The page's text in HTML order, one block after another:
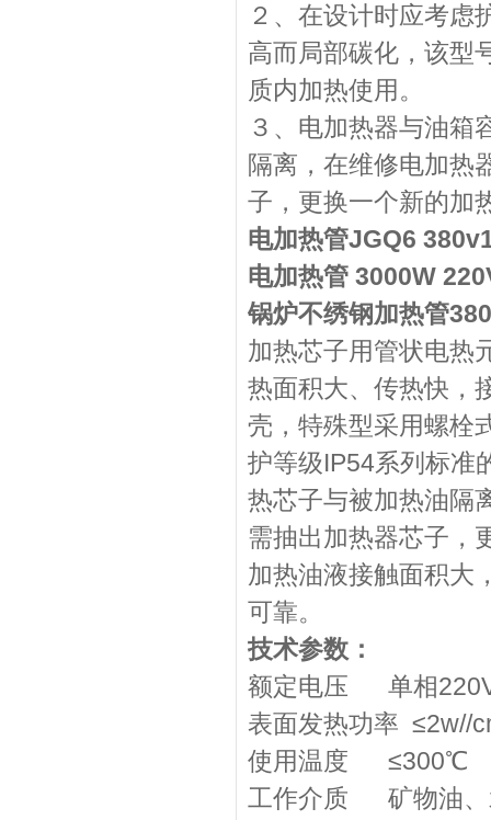
２、在设计时应考虑
高而局部碳化，该型
质内加热使用。
３、电加热器与油箱
隔离，在维修电加热
子，更换一个新的加
电加热管JGQ6
电加热管 3000W
锅炉不绣钢加热管
加热芯子用管状电热
热面积大、传热快，
壳，特殊型采用螺栓
护等级IP54系列标准
热芯子与被加热油隔
需抽出加热器芯子，
加热油液接触面积大
可靠。
技术参数：
额定电压 单相
表面发热功率 ≤2w//
使用温度 ≤300℃
工作介质 矿物油、